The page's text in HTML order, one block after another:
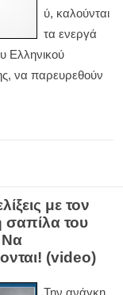
ύ, καλούνται
τα ενεργά
Ελληνικού
να παρευρεθούν
με τον
του
Να
(video)
Την ανάγκη